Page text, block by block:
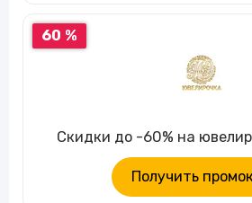
60 %
Скидки до -60% на
Получить